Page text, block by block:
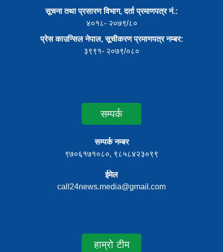
सूचना तथा प्रसारण विभाग, दर्ता प्रमाणपत्र नं.:
४०१८- २०७९/८०
प्रेस काउन्सिल नेपाल, सूचीकरण प्रमाणपत्र नम्बर:
३९९१- २०७९/०८०
सम्पर्क
सम्पर्क नम्बर
९७०६१७१०८०, ९८५८४२३०९९
ईमेल
call24news.media@gmail.com
हाम्रो टीम